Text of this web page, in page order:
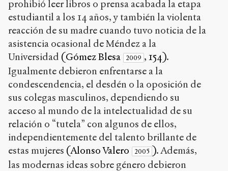
prohibió leer libros o prensa acabada la etapa
estudiantil a los 14 años, y también la violenta
reacción de su madre cuando tuvo noticia de la
asistencia ocasional de Méndez a la
Universidad (Gómez Blesa 2009 , 154).
Igualmente debieron enfrentarse a la
condescendencia, el desdén o la oposición de
sus colegas masculinos, dependiendo su
acceso al mundo de la intelectualidad de su
relación o “tutela” con algunos de ellos,
independientemente del talento brillante de
estas mujeres (Alonso Valero 2005 ). Además,
las modernas ideas sobre género debieron